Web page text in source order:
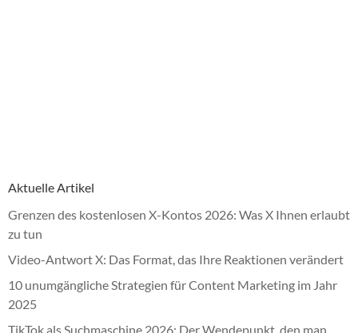
Aktuelle Artikel
Grenzen des kostenlosen X-Kontos 2026: Was X Ihnen erlaubt
zu tun
Video-Antwort X: Das Format, das Ihre Reaktionen verändert
10 unumgängliche Strategien für Content Marketing im Jahr
2025
TikTok als Suchmaschine 2026: Der Wendepunkt, den man